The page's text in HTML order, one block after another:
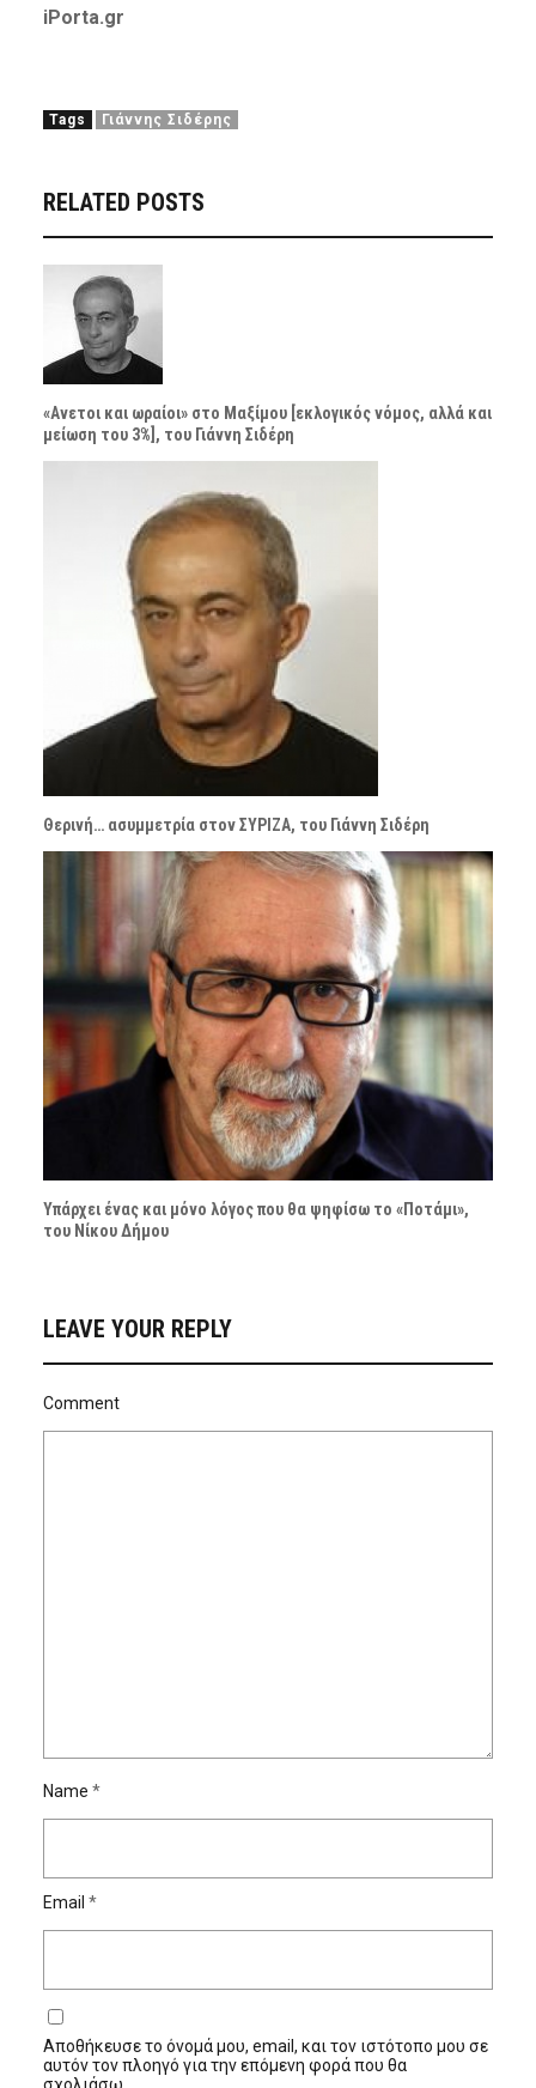
iPorta.gr
Tags Γιάννης Σιδέρης
RELATED POSTS
«Ανετοι και ωραίοι» στο Μαξίμου [εκλογικός νόμος, αλλά και
μείωση του 3%], του Γιάννη Σιδέρη
Θερινή… ασυμμετρία στον ΣΥΡΙΖΑ, του Γιάννη Σιδέρη
Υπάρχει ένας και μόνο λόγος που θα ψηφίσω το «Ποτάμι»,
του Νίκου Δήμου
LEAVE YOUR REPLY
Comment
Name *
Email *
Αποθήκευσε το όνομά μου, email, και τον ιστότοπο μου σε
αυτόν τον πλοηγό για την επόμενη φορά που θα